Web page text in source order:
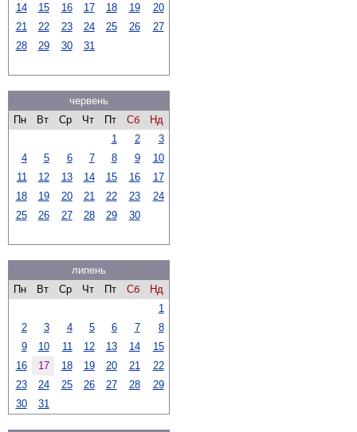
14
15 16 17 18 19
20
21
22 23 24 25 26
27
28
29 30 31
червень
Пн
Вт Ср Чт Пт Сб
Нд
1
2
3
4
5 6 7 8 9
10
11
12 13 14 15 16
17
18
19 20 21 22 23
24
25
26 27 28 29 30
липень
Пн
Вт Ср Чт Пт Сб
Нд
1
2
3 4 5 6 7
8
9
10 11 12 13 14
15
16
17 18 19 20 21
22
23
24 25 26 27 28
29
30
31